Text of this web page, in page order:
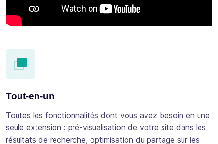
Tout-en-un
Toutes les fonctionnalités dont vous avez besoin en une
seule extension : pré-visualisation de votre site dans les
résultats de recherche, optimisation du partage sur les